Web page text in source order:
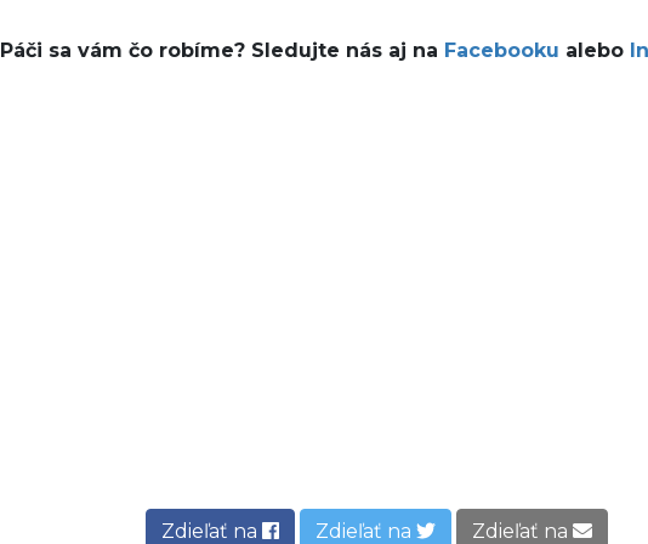
Páči sa vám čo robíme? Sledujte nás aj na Facebooku alebo
Zdieľať na Zdieľať na Zdieľať na